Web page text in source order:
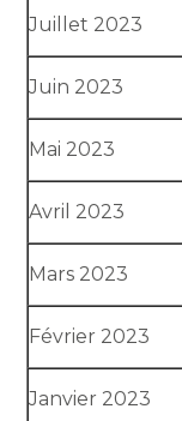
Juillet 2023
Juin 2023
Mai 2023
Avril 2023
Mars 2023
Février 2023
Janvier 2023